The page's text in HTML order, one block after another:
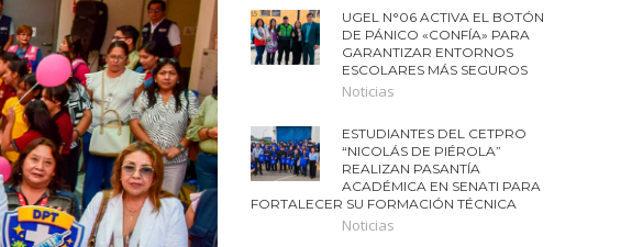
UGEL N°06 ACTIVA EL BOTÓN
DE PÁNICO «CONFÍA» PARA
GARANTIZAR ENTORNOS
ESCOLARES MÁS SEGUROS
Noticias
ESTUDIANTES DEL CETPRO
“NICOLÁS DE PIÉROLA”
REALIZAN PASANTÍA
ACADÉMICA EN SENATI PARA
FORTALECER SU FORMACIÓN TÉCNICA
Noticias